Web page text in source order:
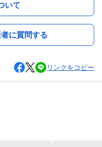
いて
に質問する
リンクをコピー